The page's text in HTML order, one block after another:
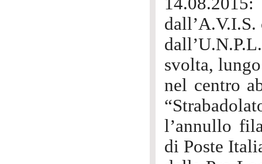
svolta,
nel centro
l’annullo
di Poste